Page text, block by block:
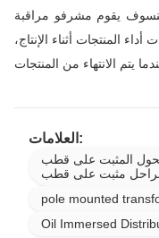
يقوم مشرفو مراقبة
المنتجات أثناء الإنتاج،
العلامات:
المثبت على قطب
مثبت على قطب
pole mounted
Oil Immersed